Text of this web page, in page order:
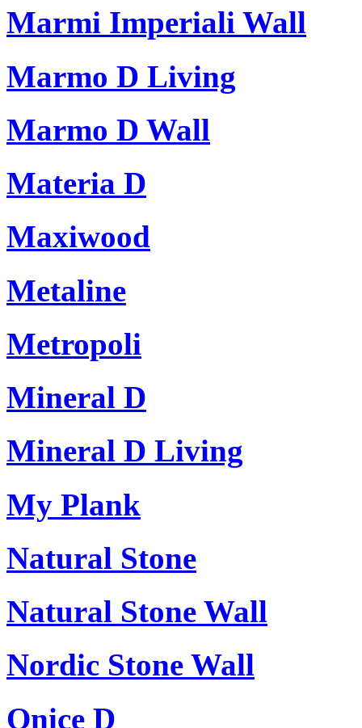
Marmi Imperiali Wall
Marmo D Living
Marmo D Wall
Materia D
Maxiwood
Metaline
Metropoli
Mineral D
Mineral D Living
My Plank
Natural Stone
Natural Stone Wall
Nordic Stone Wall
Onice D